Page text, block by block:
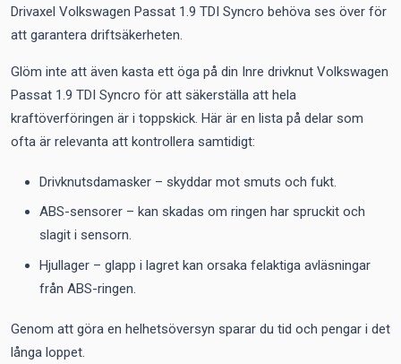
Drivaxel Volkswagen Passat 1.9 TDI Syncro behöva ses över för
att garantera driftsäkerheten.
Glöm inte att även kasta ett öga på din Inre drivknut Volkswagen
Passat 1.9 TDI Syncro för att säkerställa att hela
kraftöverföringen är i toppskick. Här är en lista på delar som
ofta är relevanta att kontrollera samtidigt:
Drivknutsdamasker – skyddar mot smuts och fukt.
ABS-sensorer – kan skadas om ringen har spruckit och
slagit i sensorn.
Hjullager – glapp i lagret kan orsaka felaktiga avläsningar
från ABS-ringen.
Genom att göra en helhetsöversyn sparar du tid och pengar i det
långa loppet.